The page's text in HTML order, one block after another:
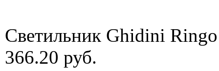
Светильник Ghidini
366.20 руб.